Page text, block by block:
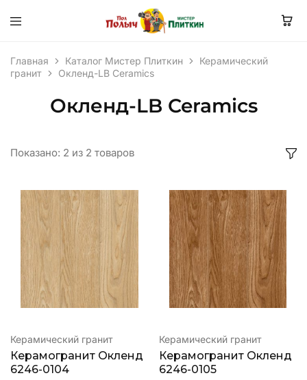
Главная Каталог Мистер Плиткин
Керамический
гранит
Окленд-LB Ceramics
Окленд-LB Ceramics
Показано: 2 из 2 товаров
Керамический гранит
Керамогранит Окленд
6246-0104
Керамический гранит
Керамогранит Окленд
6246-0105